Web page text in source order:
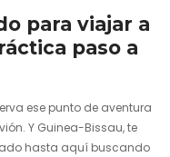
para viajar a
paso a
ese punto de aventura
Y Guinea-Bissau, te
hasta aquí buscando